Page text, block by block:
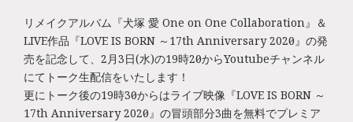
リメイクアルバム『犬塚 愛 One on One Collaboration』＆
LIVE作品『LOVE IS BORN ～17th Anniversary 2020～』の発
売を記念して、2月3日(水)の19時20分からYoutubeチャンネル
にてトーク生配信をいたします！
更にトーク後の19時30分からはライブ映像『LOVE IS BORN ～
17th Anniversary 2020～』の冒頭部分3曲を無料でプレミア